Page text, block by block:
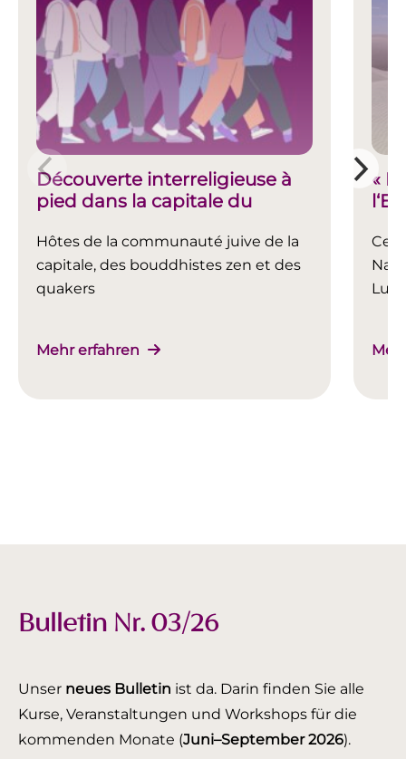
Découverte interreligieuse à
pied dans la capitale du
Hôtes de la communauté juive de la
capitale, des bouddhistes zen et des
quakers
Mehr erfahren
«
Bulletin Nr. 03/26
Unser neues Bulletin ist da. Darin finden Sie alle
Kurse, Veranstaltungen und Workshops für die
kommenden Monate (Juni–September 2026).